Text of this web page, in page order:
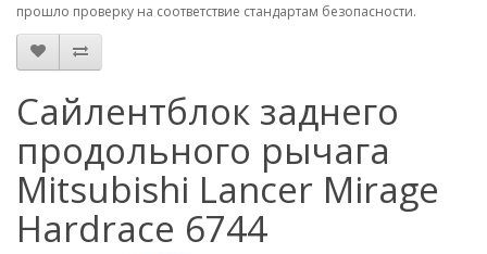
прошло проверку на соответствие стандартам безопасности.
Сайлентблок заднего
продольного рычага
Mitsubishi Lancer Mirage
Hardrace 6744